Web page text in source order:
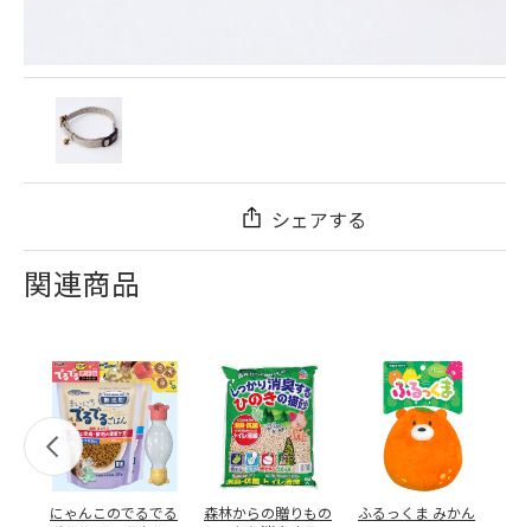
シェアする
関連商品
にゃんこのでるでる
森林からの贈りもの
ふるっくま みかん